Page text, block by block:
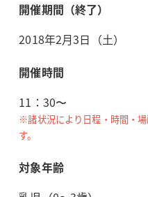
開催期間（終了）
2018年2月3日（土）
開催時間
11：30〜
※諸状況により日程・時間・
す。
対象年齢